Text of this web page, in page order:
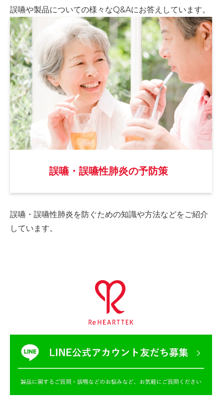
誤嚥や製品についての様々なQ&Aにお答えしています。
誤嚥・誤嚥性肺炎の予防策
誤嚥・誤嚥性肺炎を防ぐための知識や方法などをご紹介
しています。